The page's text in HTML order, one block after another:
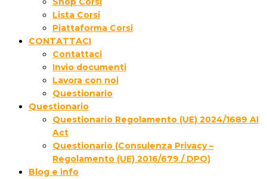
Lista Corsi
Piattaforma Corsi
CONTATTACI
Contattaci
Invio documenti
Lavora con noi
Questionario
Questionario
Questionario Regolamento (UE) 2024/1689 AI
Act
Questionario (Consulenza Privacy –
Regolamento (UE) 2016/679 / DPO)
Blog e info